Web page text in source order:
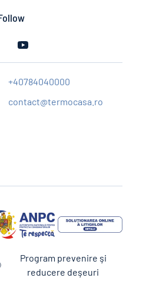
+40784040000
contact@termocasa.ro
Program prevenire şi
reducere deşeuri